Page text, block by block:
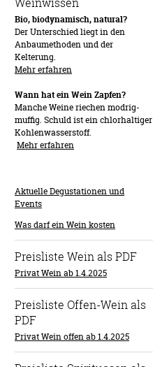
Bio, biodynamisch, natural?
Der Unterschied liegt in den
Anbaumethoden und der
Kelterung.
Mehr erfahren
Wann hat ein Wein Zapfen?
Manche Weine riechen modrig-
muffig. Schuld ist ein chlorhaltiger
Kohlenwasserstoff.
Mehr erfahren
Aktuelle Degustationen und
Events
Was darf ein Wein kosten
Preisliste Wein als PDF
Privat Wein ab 1.4.2025
Preisliste Offen-Wein als
PDF
Privat Wein offen ab 1.4.2025